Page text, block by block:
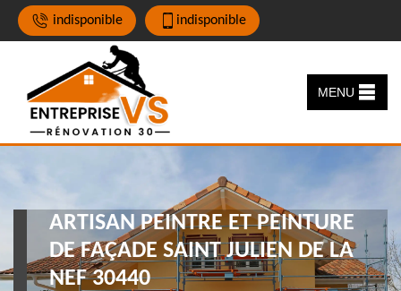
indisponible indisponible
MENU
ARTISAN PEINTRE ET PEINTURE
DE FAÇADE SAINT JULIEN DE LA
NEF 30440